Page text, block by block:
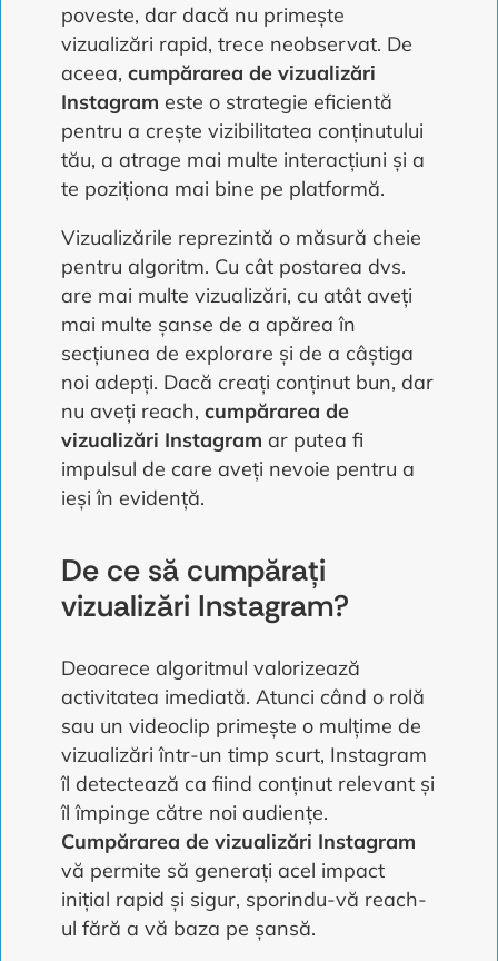
poveste, dar dacă nu primește
vizualizări rapid, trece neobservat. De
aceea, cumpărarea de vizualizări
Instagram este o strategie eficientă
pentru a crește vizibilitatea conținutului
tău, a atrage mai multe interacțiuni și a
te poziționa mai bine pe platformă.
Vizualizările reprezintă o măsură cheie
pentru algoritm. Cu cât postarea dvs.
are mai multe vizualizări, cu atât aveți
mai multe șanse de a apărea în
secțiunea de explorare și de a câștiga
noi adepți. Dacă creați conținut bun, dar
nu aveți reach, cumpărarea de
vizualizări Instagram ar putea fi
impulsul de care aveți nevoie pentru a
ieși în evidență.
De ce să cumpărați
vizualizări Instagram?
Deoarece algoritmul valorizează
activitatea imediată. Atunci când o rolă
sau un videoclip primește o mulțime de
vizualizări într-un timp scurt, Instagram
îl detectează ca fiind conținut relevant și
îl împinge către noi audiențe.
Cumpărarea de vizualizări Instagram
vă permite să generați acel impact
inițial rapid și sigur, sporindu-vă reach-
ul fără a vă baza pe șansă.